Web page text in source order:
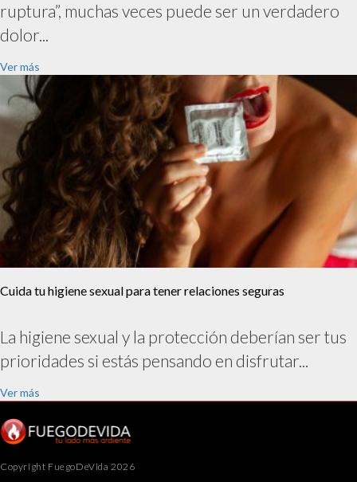
ruptura”, muchas veces puede ser un verdadero
dolor...
Ver más
Cuida tu higiene sexual para tener relaciones seguras
La higiene sexual y la protección deberían ser tus
prioridades si estás pensando en disfrutar...
Ver más
Copyright FuegoDeVida 2026